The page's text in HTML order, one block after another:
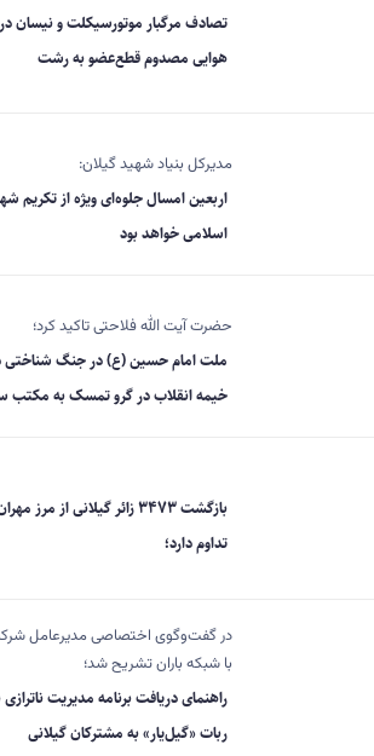
تصادف مرگبار موتورسیکلت و نیسان در
هوایی مصدوم قطع‌عضو به رشت
مدیرکل بنیاد شهید گیلان:
اربعین امسال جلوه‌ای ویژه از
اسلامی خواهد بود
حضرت آیت الله فلاحتی تاکید کرد؛
ملت امام حسین (ع) در جنگ
خیمه انقلاب در گرو تمسک به مکتب
بازگشت ۳۴۷۳ زائر گیلانی از
تداوم دارد؛
در گفت‌وگوی اختصاصی مدیرعامل
با شبکه باران تشریح شد؛
راهنمای دریافت برنامه مدیریت
ربات «گیل‌یار» به مشترکان گیلانی